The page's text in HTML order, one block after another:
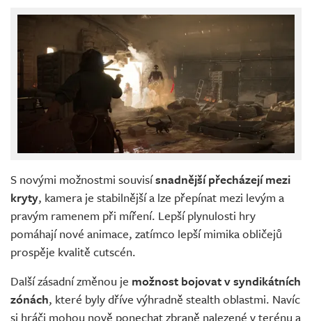
S novými možnostmi souvisísnadnější přecházejí mezi
kryty, kamera je stabilnější a lze přepínat mezi levým a
pravým ramenem při míření. Lepší plynulosti hry
pomáhají nové animace, zatímco lepší mimika obličejů
prospěje kvalitě cutscén.
Další zásadní změnou je možnost bojovat v syndikátních
zónách, které byly dříve výhradně stealth oblastmi. Navíc
si hráči mohou nově ponechat zbraně nalezené v terénu a